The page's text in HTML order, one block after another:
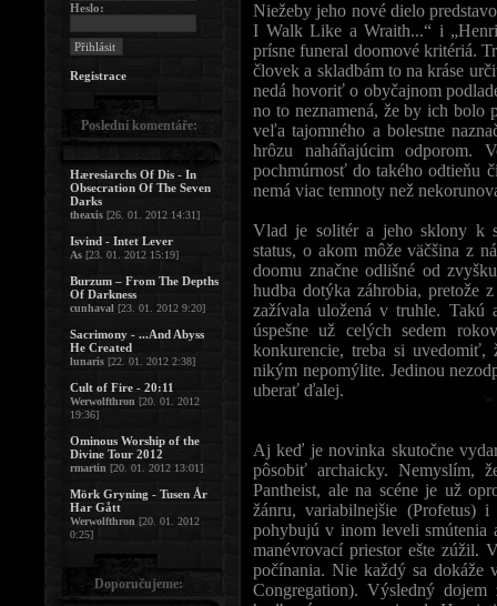
Niežeby jeho nové dielo
I Walk Like a Wraith...“ i
prísne funeral doomové kritériá.
človek a skladbám to na kráse
nedá hovoriť o obyčajnom
no to neznamená, že by ich
veľa tajomného a bolestne
hrôzu naháňajúcim odporom.
pochmúrnosť do takého odtieňu
nemá viac temnoty než
Vlad je solitér a jeho sklony k
status, o akom môže väčšina z
doomu značne odlišné od
hudba dotýka záhrobia, pretože
zažívala uložená v truhle.
úspešne už celých sedem
konkurencie, treba si
nikým nepomýlite. Jedinou
uberať ďalej.
Aj keď je novinka skutočne
pôsobiť archaicky. Nemyslím,
Pantheist, ale na scéne je už
žánru, variabilnejšie (Profetus)
pohybujú v inom leveli
manévrovací priestor ešte zúžil.
počínania. Nie každý sa
Congregation). Výsledný
Heslo:
Registrace
Poslední komentáře:
Hæresiarchs Of Dis - In
Obsecration Of The Seven
Darks
theaxis [26. 01. 2012 14:31]
Isvind - Intet Lever
As [23. 01. 2012 15:19]
Burzum – From The Depths
Of Darkness
cunhaval [23. 01. 2012 9:20]
Sacrimony - ...And Abyss
He Created
lunaris [22. 01. 2012 2:38]
Cult of Fire - 20:11
Werwolfthron [20. 01. 2012
19:36]
Ominous Worship of the
Divine Tour 2012
rmartin [20. 01. 2012 13:01]
Mörk Gryning - Tusen År
Har Gått
Werwolfthron [20. 01. 2012
0:25]
Doporučujeme: